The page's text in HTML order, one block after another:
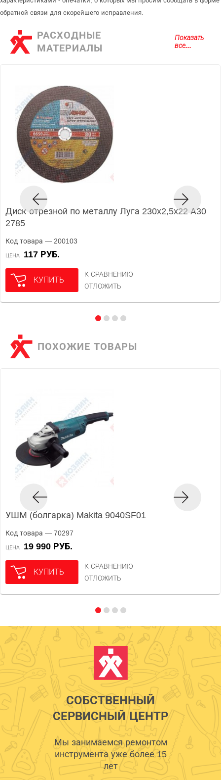
обратной связи для скорейшего исправления.
РАСХОДНЫЕ
МАТЕРИАЛЫ
Показать
все...
Диск отрезной по металлу Луга 230x2,5x22 А30
2785
Код товара — 200103
ЦЕНА 117 РУБ.
КУПИТЬ
К СРАВНЕНИЮ
ОТЛОЖИТЬ
ПОХОЖИЕ ТОВАРЫ
УШМ (болгарка) Makita 9040SF01
Код товара — 70297
ЦЕНА 19 990 РУБ.
КУПИТЬ
К СРАВНЕНИЮ
ОТЛОЖИТЬ
СОБСТВЕННЫЙ
СЕРВИСНЫЙ ЦЕНТР
Мы занимаемся ремонтом
инструмента уже более 15
лет